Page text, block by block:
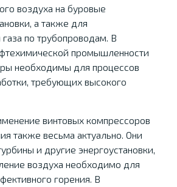
воздуха на буровые
а также для
газа по трубопроводам. В
промышленности
необходимы для процессов
требующих высокого
винтовых компрессоров
также весьма актуально. Они
и другие энергоустановки,
воздуха необходимо для
горения. В